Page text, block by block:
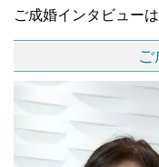
ご成婚インタビュー